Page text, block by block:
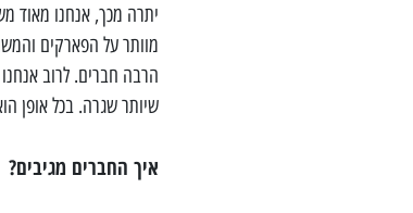
יתרה מכך, אנחנו מאוד
מוותר על הפארקים
הרבה חברים. לרוב
שיותר שגרה. בכל אופן
איך החברים מגיבים?